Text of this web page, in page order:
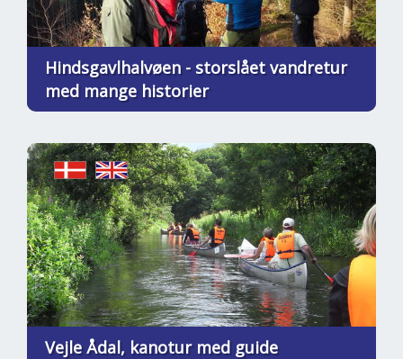
Hindsgavlhalvøen - storslået vandretur
med mange historier
Vejle Ådal, kanotur med guide